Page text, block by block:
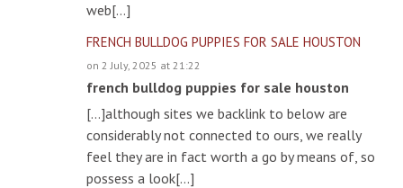
web[…]
FRENCH BULLDOG PUPPIES FOR SALE HOUSTON
on 2 July, 2025 at 21:22
french bulldog puppies for sale houston
[…]although sites we backlink to below are
considerably not connected to ours, we really
feel they are in fact worth a go by means of, so
possess a look[…]